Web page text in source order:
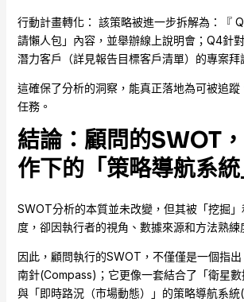
行動計畫轉化： 該策略被進一步拆解為：『
請懶人包」內容，並舉辦線上說明會；Q4針
潛力客戶（詳見報告目標客戶清單）的專案拜
這確保了分析的洞察，能真正落地為可被追蹤
任務。
結論：顧問的SWOT
作下的「策略導航系統
SWOT分析的本質並未改變，但其被「挖掘
度，卻因執行者的視角、數據來源和方法熟練
因此，顧問執行的SWOT，不僅僅是一個指
南針(Compass)；它更像一套結合了「衛星數
與「即時路況（市場動態）」的策略導航系統